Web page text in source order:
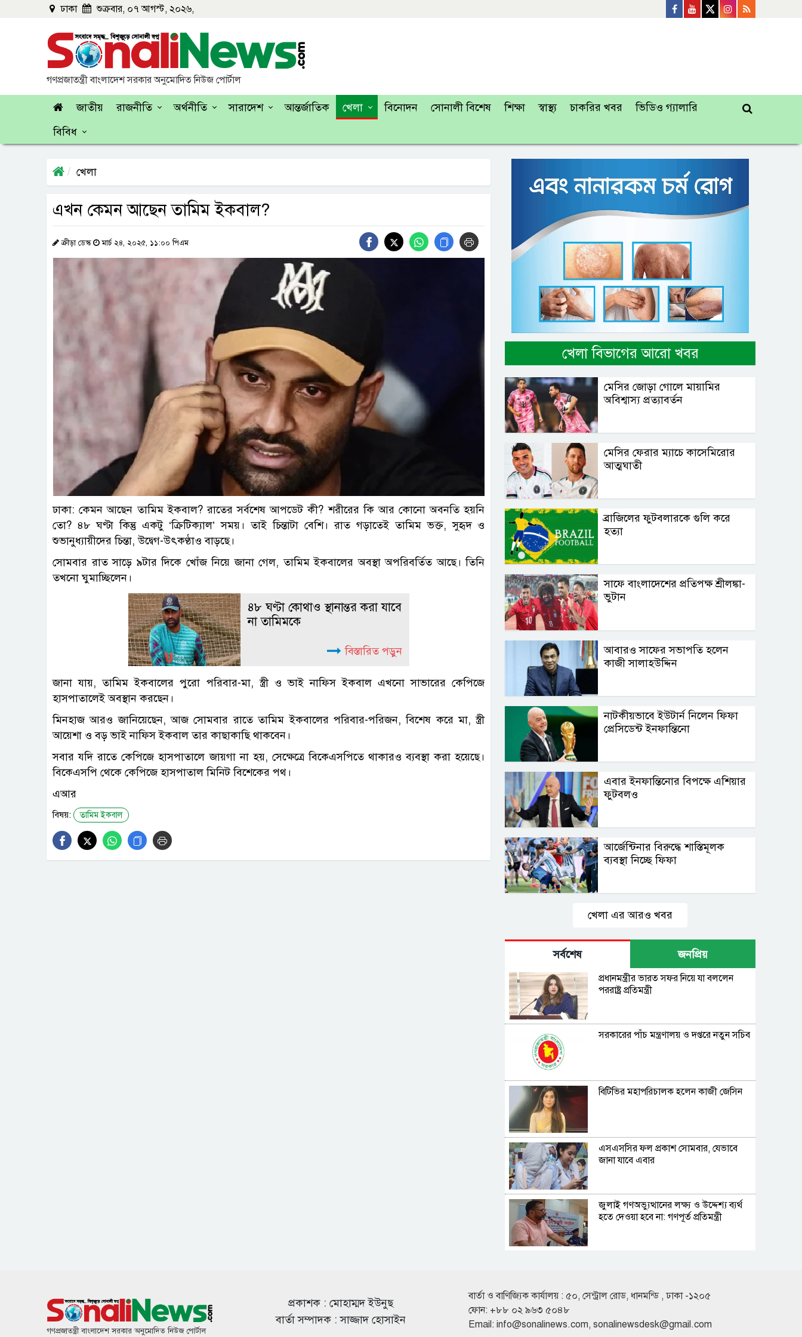
ঢাকা শুক্রবার, ০৭ আগস্ট, ২০২৬,
গণপ্রজাতন্ত্রী বাংলাদেশ সরকার অনুমোদিত নিউজ পোর্টাল
জাতীয় রাজনীতি অর্থনীতি সারাদেশ আন্তর্জাতিক খেলা বিনোদন সোনালী বিশেষ শিক্ষা স্বাস্থ্য চাকরির খবর
ভিডিও গ্যালারি
বিবিধ
খেলা
এখন কেমন আছেন তামিম ইকবাল?
ক্রীড়া ডেস্ক মার্চ ২৪, ২০২৫, ১১:০০ পিএম
ঢাকা: কেমন আছেন তামিম ইকবাল? রাতের সর্বশেষ আপডেট কী? শরীরের কি আর কোনো অবনতি হয়নি
তো? ৪৮ ঘণ্টা কিন্তু একটু ‘ক্রিটিক্যাল’ সময়। তাই চিন্তাটা বেশি। রাত গড়াতেই তামিম ভক্ত, সুহৃদ ও
শুভানুধ্যায়ীদের চিন্তা, উদ্বেগ-উৎকণ্ঠাও বাড়ছে।
সোমবার রাত সাড়ে ৯টার দিকে খোঁজ নিয়ে জানা গেল, তামিম ইকবালের অবস্থা অপরিবর্তিত আছে। তিনি
তখনো ঘুমাচ্ছিলেন।
৪৮ ঘণ্টা কোথাও স্থানান্তর করা যাবে
না তামিমকে
বিস্তারিত পড়ুন
জানা যায়, তামিম ইকবালের পুরো পরিবার-মা, স্ত্রী ও ভাই নাফিস ইকবাল এখনো সাভারের কেপিজে
হাসপাতালেই অবস্থান করছেন।
মিনহাজ আরও জানিয়েছেন, আজ সোমবার রাতে তামিম ইকবালের পরিবার-পরিজন, বিশেষ করে মা, স্ত্রী
আয়েশা ও বড় ভাই নাফিস ইকবাল তার কাছাকাছি থাকবেন।
সবার যদি রাতে কেপিজে হাসপাতালে জায়গা না হয়, সেক্ষেত্রে বিকেএসপিতে থাকারও ব্যবস্থা করা হয়েছে।
বিকেএসপি থেকে কেপিজে হাসপাতাল মিনিট বিশেকের পথ।
এআর
বিষয়: তামিম ইকবাল
খেলা বিভাগের আরো খবর
মেসির জোড়া গোলে মায়ামির
অবিশ্বাস্য প্রত্যাবর্তন
মেসির ফেরার ম্যাচে কাসেমিরোর
আত্মঘাতী
ব্রাজিলের ফুটবলারকে গুলি করে
হত্যা
সাফে বাংলাদেশের প্রতিপক্ষ শ্রীলঙ্কা-
ভুটান
আবারও সাফের সভাপতি হলেন
কাজী সালাহউদ্দিন
নাটকীয়ভাবে ইউটার্ন নিলেন ফিফা
প্রেসিডেন্ট ইনফান্তিনো
এবার ইনফান্তিনোর বিপক্ষে এশিয়ার
ফুটবলও
আর্জেন্টিনার বিরুদ্ধে শাস্তিমূলক
ব্যবস্থা নিচ্ছে ফিফা
খেলা এর আরও খবর
সর্বশেষ জনপ্রিয়
প্রধানমন্ত্রীর ভারত সফর নিয়ে যা বললেন
পররাষ্ট্র প্রতিমন্ত্রী
সরকারের পাঁচ মন্ত্রণালয় ও দপ্তরে নতুন সচিব
বিটিভির মহাপরিচালক হলেন কাজী জেসিন
এসএসসির ফল প্রকাশ সোমবার, যেভাবে
জানা যাবে এবার
জুলাই গণঅভ্যুত্থানের লক্ষ্য ও উদ্দেশ্য ব্যর্থ
হতে দেওয়া হবে না: গণপূর্ত প্রতিমন্ত্রী
রুশ পারমাণবিক আইসব্রেকারে উত্তর মেরু
অভিযানে বাংলাদেশী শিক্ষার্থী প্রত্যয়
গণপ্রজাতন্ত্রী বাংলাদেশ সরকার অনুমোদিত নিউজ পোর্টাল
প্রকাশক : মোহাম্মদ ইউনুছ
বার্তা সম্পাদক : সাজ্জাদ হোসাইন
বার্তা ও বাণিজ্যিক কার্যালয় : ৫০, সেন্ট্রাল রোড, ধানমন্ডি , ঢাকা -১২০৫
ফোন: +৮৮ ০২ ৯৬৩ ৫০৪৮
Email: info@sonalinews.com, sonalinewsdesk@gmail.com